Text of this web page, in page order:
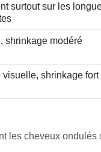
surtout sur les
shrinkage modéré
shrinkage fort
les cheveux